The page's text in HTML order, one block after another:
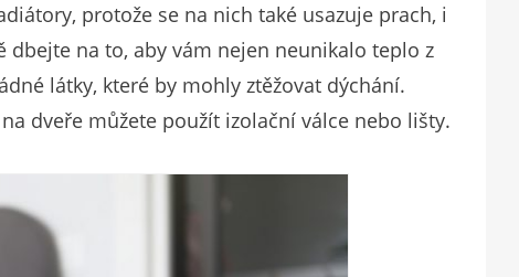
protože se na nich také usazuje prach, i
na to, aby vám nejen neunikalo teplo z
látky, které by mohly ztěžovat dýchání.
dveře můžete použít izolační válce nebo lišty.